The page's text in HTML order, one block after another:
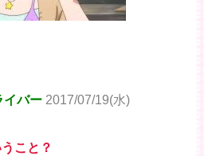
イバー 2017/07/19(水)
こと？